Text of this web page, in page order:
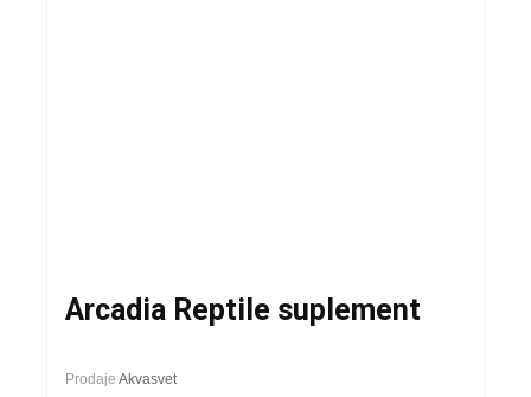
Arcadia Reptile suplement
Prodaje Akvasvet